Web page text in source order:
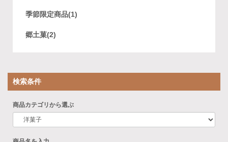
季節限定商品(1)
郷土菓(2)
検索条件
商品カテゴリから選ぶ